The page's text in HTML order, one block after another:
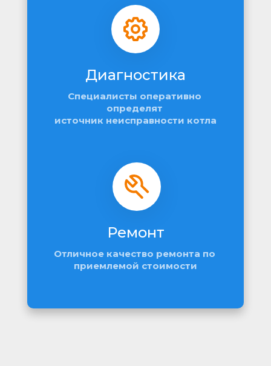
Диагностика
Ремонт
Отличное качество ремонта по
приемлемой стоимости
Специалисты оперативно
определят
источник неисправности котла